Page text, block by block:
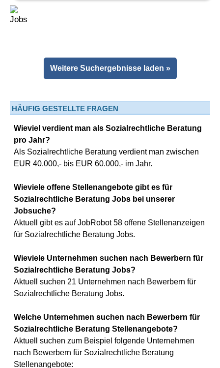
Weitere Suchergebnisse laden »
HÄUFIG GESTELLTE FRAGEN
Wieviel verdient man als Sozialrechtliche Beratung
pro Jahr?
Als Sozialrechtliche Beratung verdient man zwischen
EUR 40.000,- bis EUR 60.000,- im Jahr.
Wieviele offene Stellenangebote gibt es für
Sozialrechtliche Beratung Jobs bei unserer
Jobsuche?
Aktuell gibt es auf JobRobot 58 offene Stellenanzeigen
für Sozialrechtliche Beratung Jobs.
Wieviele Unternehmen suchen nach Bewerbern für
Sozialrechtliche Beratung Jobs?
Aktuell suchen 21 Unternehmen nach Bewerbern für
Sozialrechtliche Beratung Jobs.
Welche Unternehmen suchen nach Bewerbern für
Sozialrechtliche Beratung Stellenangebote?
Aktuell suchen zum Beispiel folgende Unternehmen
nach Bewerbern für Sozialrechtliche Beratung
Stellenangebote: